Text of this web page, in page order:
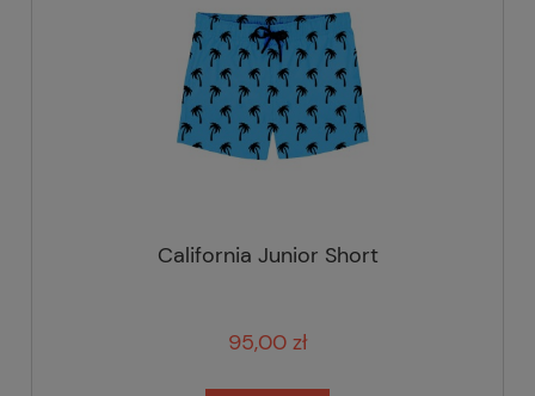
California Junior Short
95,00 zł